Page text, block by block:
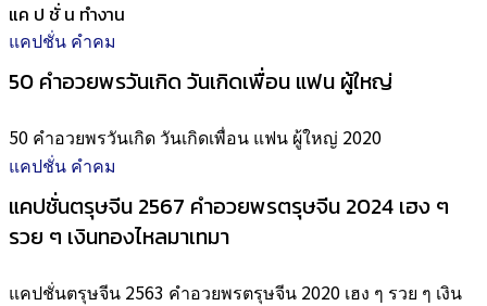
แค ป ชั่ น ทำงาน
แคปชั่น คำคม
50 คำอวยพรวันเกิด วันเกิดเพื่อน แฟน ผู้ใหญ่
50 คำอวยพรวันเกิด วันเกิดเพื่อน แฟน ผู้ใหญ่ 2020
แคปชั่น คำคม
แคปชั่นตรุษจีน 2567 คำอวยพรตรุษจีน 2024 เฮง ๆ
รวย ๆ เงินทองไหลมาเทมา
แคปชั่นตรุษจีน 2563 คำอวยพรตรุษจีน 2020 เฮง ๆ รวย ๆ เงิน